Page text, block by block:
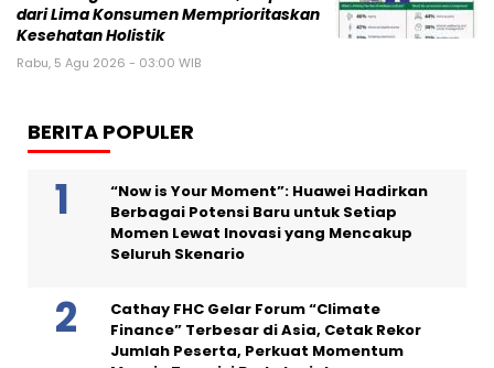
dari Lima Konsumen Memprioritaskan
Kesehatan Holistik
Rabu, 5 Agu 2026 - 03:00 WIB
BERITA POPULER
“Now is Your Moment”: Huawei Hadirkan
Berbagai Potensi Baru untuk Setiap
Momen Lewat Inovasi yang Mencakup
Seluruh Skenario
Cathay FHC Gelar Forum “Climate
Finance” Terbesar di Asia, Cetak Rekor
Jumlah Peserta, Perkuat Momentum